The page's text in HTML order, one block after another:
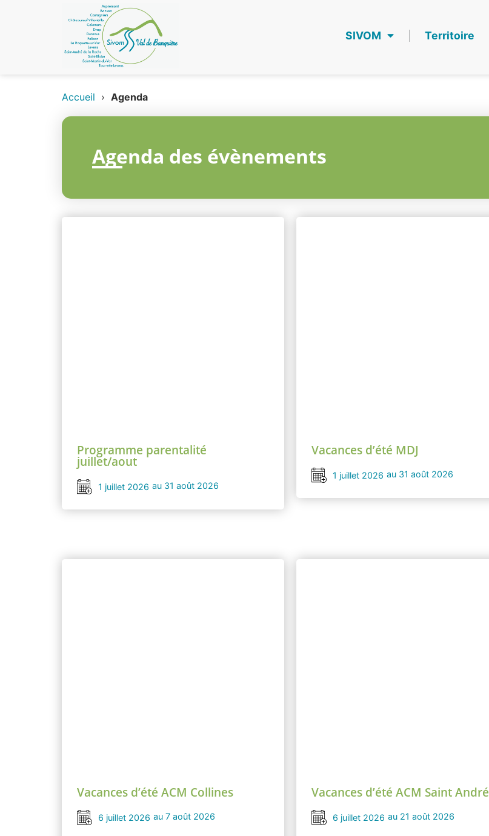
SIVOM Territoire
Accueil › Agenda
Agenda des évènements
Programme parentalité
juillet/aout
1 juillet 2026 au 31 août 2026
Vacances d’été MDJ
1 juillet 2026 au 31 août 2026
Vacances d’été ACM Collines
6 juillet 2026 au 7 août 2026
Vacances d’été ACM Saint André
6 juillet 2026 au 21 août 2026